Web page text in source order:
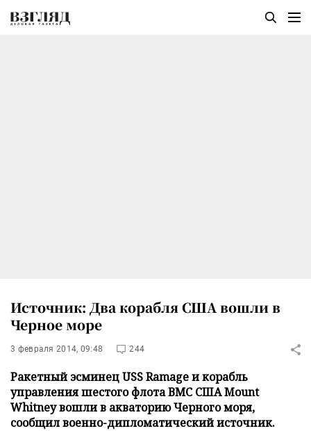
Источник: Два корабля США вошли в
Черное море
3 февраля 2014, 09:48 244
Ракетный эсминец USS Ramage и корабль
управления шестого флота ВМС США Mount
Whitney вошли в акваторию Черного моря,
сообщил военно-дипломатический источник.